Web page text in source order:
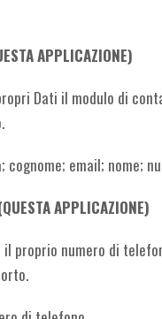
APPLICAZIONE)
Dati il modulo di
email; nome;
APPLICAZIONE)
proprio numero di